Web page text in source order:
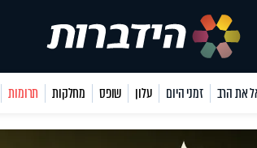
את הרב זמני היום עלון שופס מחלקות תרומות